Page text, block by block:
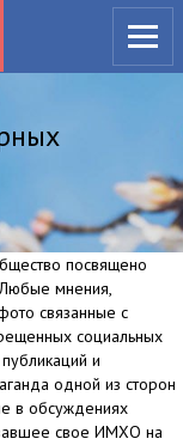
посвящено
Любые мнения,
связанные с
социальных
и
одной из сторон
в обсуждениях
свое ИМХО на